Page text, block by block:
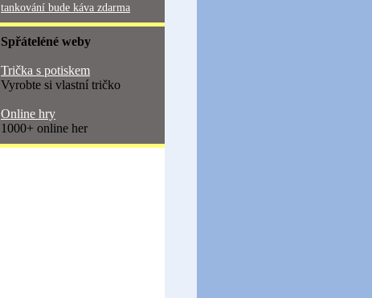
tankování bude káva zdarma
Spřáteléné weby
Trička s potiskem
Vyrobte si vlastní tričko
Online hry
1000+ online her